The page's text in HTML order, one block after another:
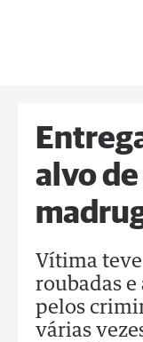
alvo
Vítima
roubadas
pelos
várias